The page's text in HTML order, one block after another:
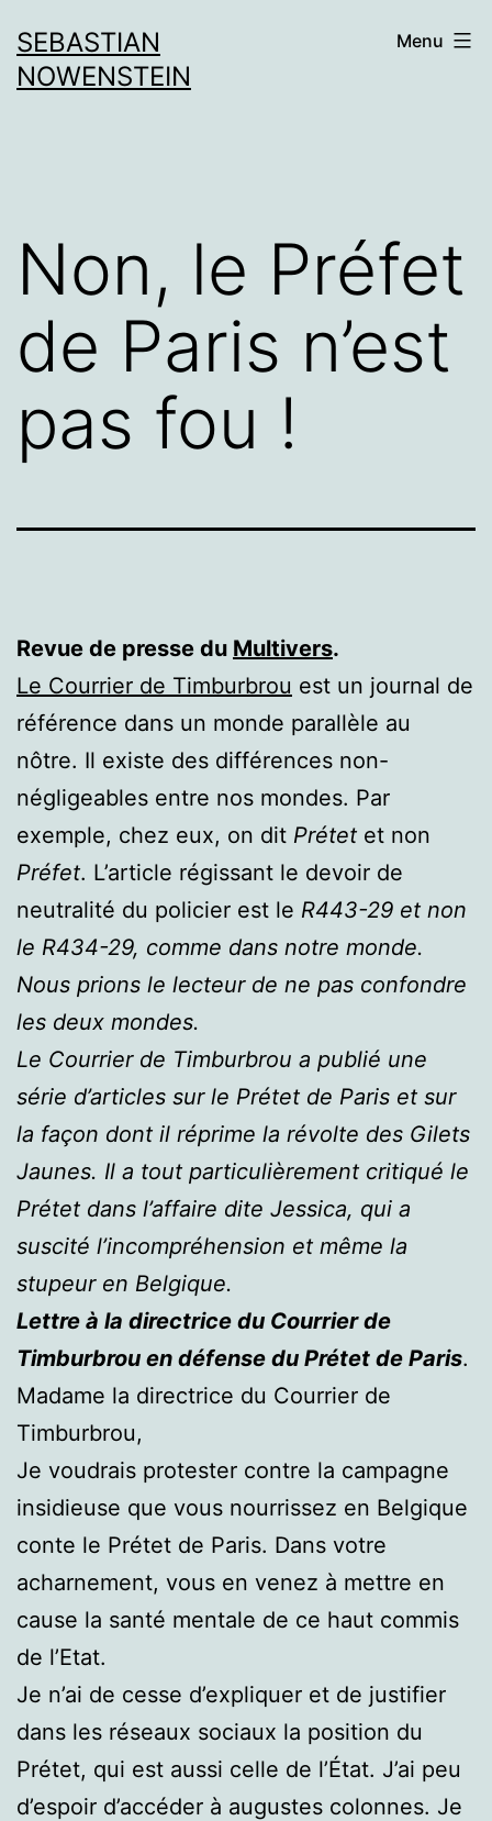
au
contenu
SEBASTIAN
NOWENSTEIN
Menu
Non, le Préfet
de Paris n’est
pas fou !
Revue de presse du Multivers.
Le Courrier de Timburbrou est un journal de
référence dans un monde parallèle au
nôtre. Il existe des différences non-
négligeables entre nos mondes. Par
exemple, chez eux, on dit Prétet et non
Préfet. L’article régissant le devoir de
neutralité du policier est le R443-29 et non
le R434-29, comme dans notre monde.
Nous prions le lecteur de ne pas confondre
les deux mondes.
Le Courrier de Timburbrou a publié une
série d’articles sur le Prétet de Paris et sur
la façon dont il réprime la révolte des Gilets
Jaunes. Il a tout particulièrement critiqué le
Prétet dans l’affaire dite Jessica, qui a
suscité l’incompréhension et même la
stupeur en Belgique.
Lettre à la directrice du Courrier de
Timburbrou en défense du Prétet de Paris.
Madame la directrice du Courrier de
Timburbrou,
Je voudrais protester contre la campagne
insidieuse que vous nourrissez en Belgique
conte le Prétet de Paris. Dans votre
acharnement, vous en venez à mettre en
cause la santé mentale de ce haut commis
de l’Etat.
Je n’ai de cesse d’expliquer et de justifier
dans les réseaux sociaux la position du
Prétet, qui est aussi celle de l’État. J’ai peu
d’espoir d’accéder à augustes colonnes. Je